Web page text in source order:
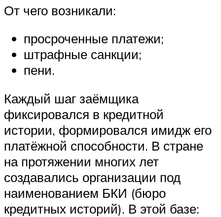
От чего возникали:
просроченные платежи;
штрафные санкции;
пени.
Каждый шаг заёмщика
фиксировался в кредитной
истории, формировался имидж его
платёжной способности. В стране
на протяжении многих лет
создавались организации под
наименованием БКИ (бюро
кредитных историй). В этой базе: